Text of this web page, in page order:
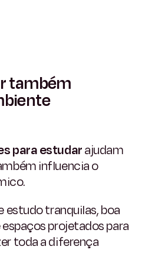
também
para estudarajudam
influencia o
estudo tranquilas, boa
projetados para
toda a diferença